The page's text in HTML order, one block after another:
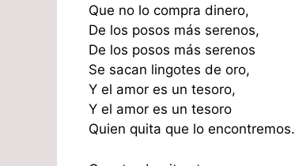
Que no lo compra dinero,
De los posos más serenos,
De los posos más serenos
Se sacan lingotes de oro,
Y el amor es un tesoro,
Y el amor es un tesoro
Quien quita que lo encontremos.